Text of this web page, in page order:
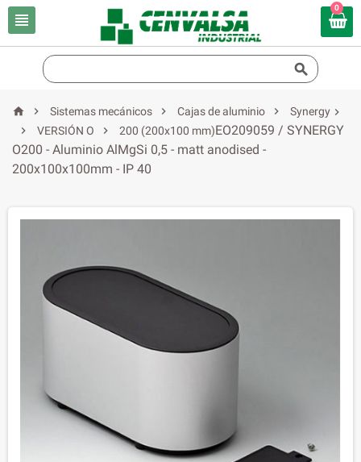

0

  Sistemas mecánicos  Cajas de aluminio 
Synergy

VERSIÓN O  200 (200x100 mm)

EO209059 / SYNERGY
O200 - Aluminio AlMgSi 0,5 - matt anodised -
200x100x100mm - IP 40